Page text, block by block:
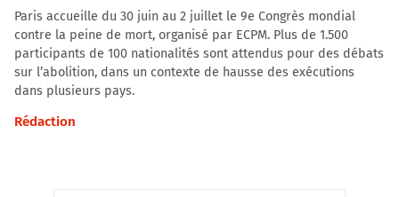
Paris accueille du 30 juin au 2 juillet le 9e Congrès mondial
contre la peine de mort, organisé par ECPM. Plus de 1.500
participants de 100 nationalités sont attendus pour des débats
sur l’abolition, dans un contexte de hausse des exécutions
dans plusieurs pays.
Rédaction